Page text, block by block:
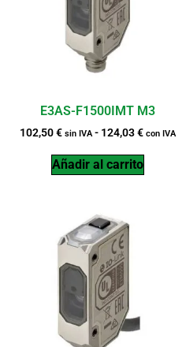
E3AS-F1500IMT M3
102,50€ sin IVA - 124,03€ con IVA
Añadir al carrito